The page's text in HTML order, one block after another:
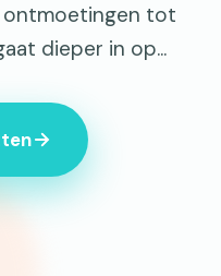
ontmoetingen tot
dieper in op...